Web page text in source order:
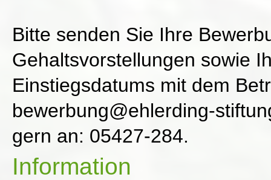
Bitte senden Sie Ihre
Gehaltsvorstellungen sowie
Einstiegsdatums mit dem
bewerbung@ehlerding-
gern an: 05427-284.
Information